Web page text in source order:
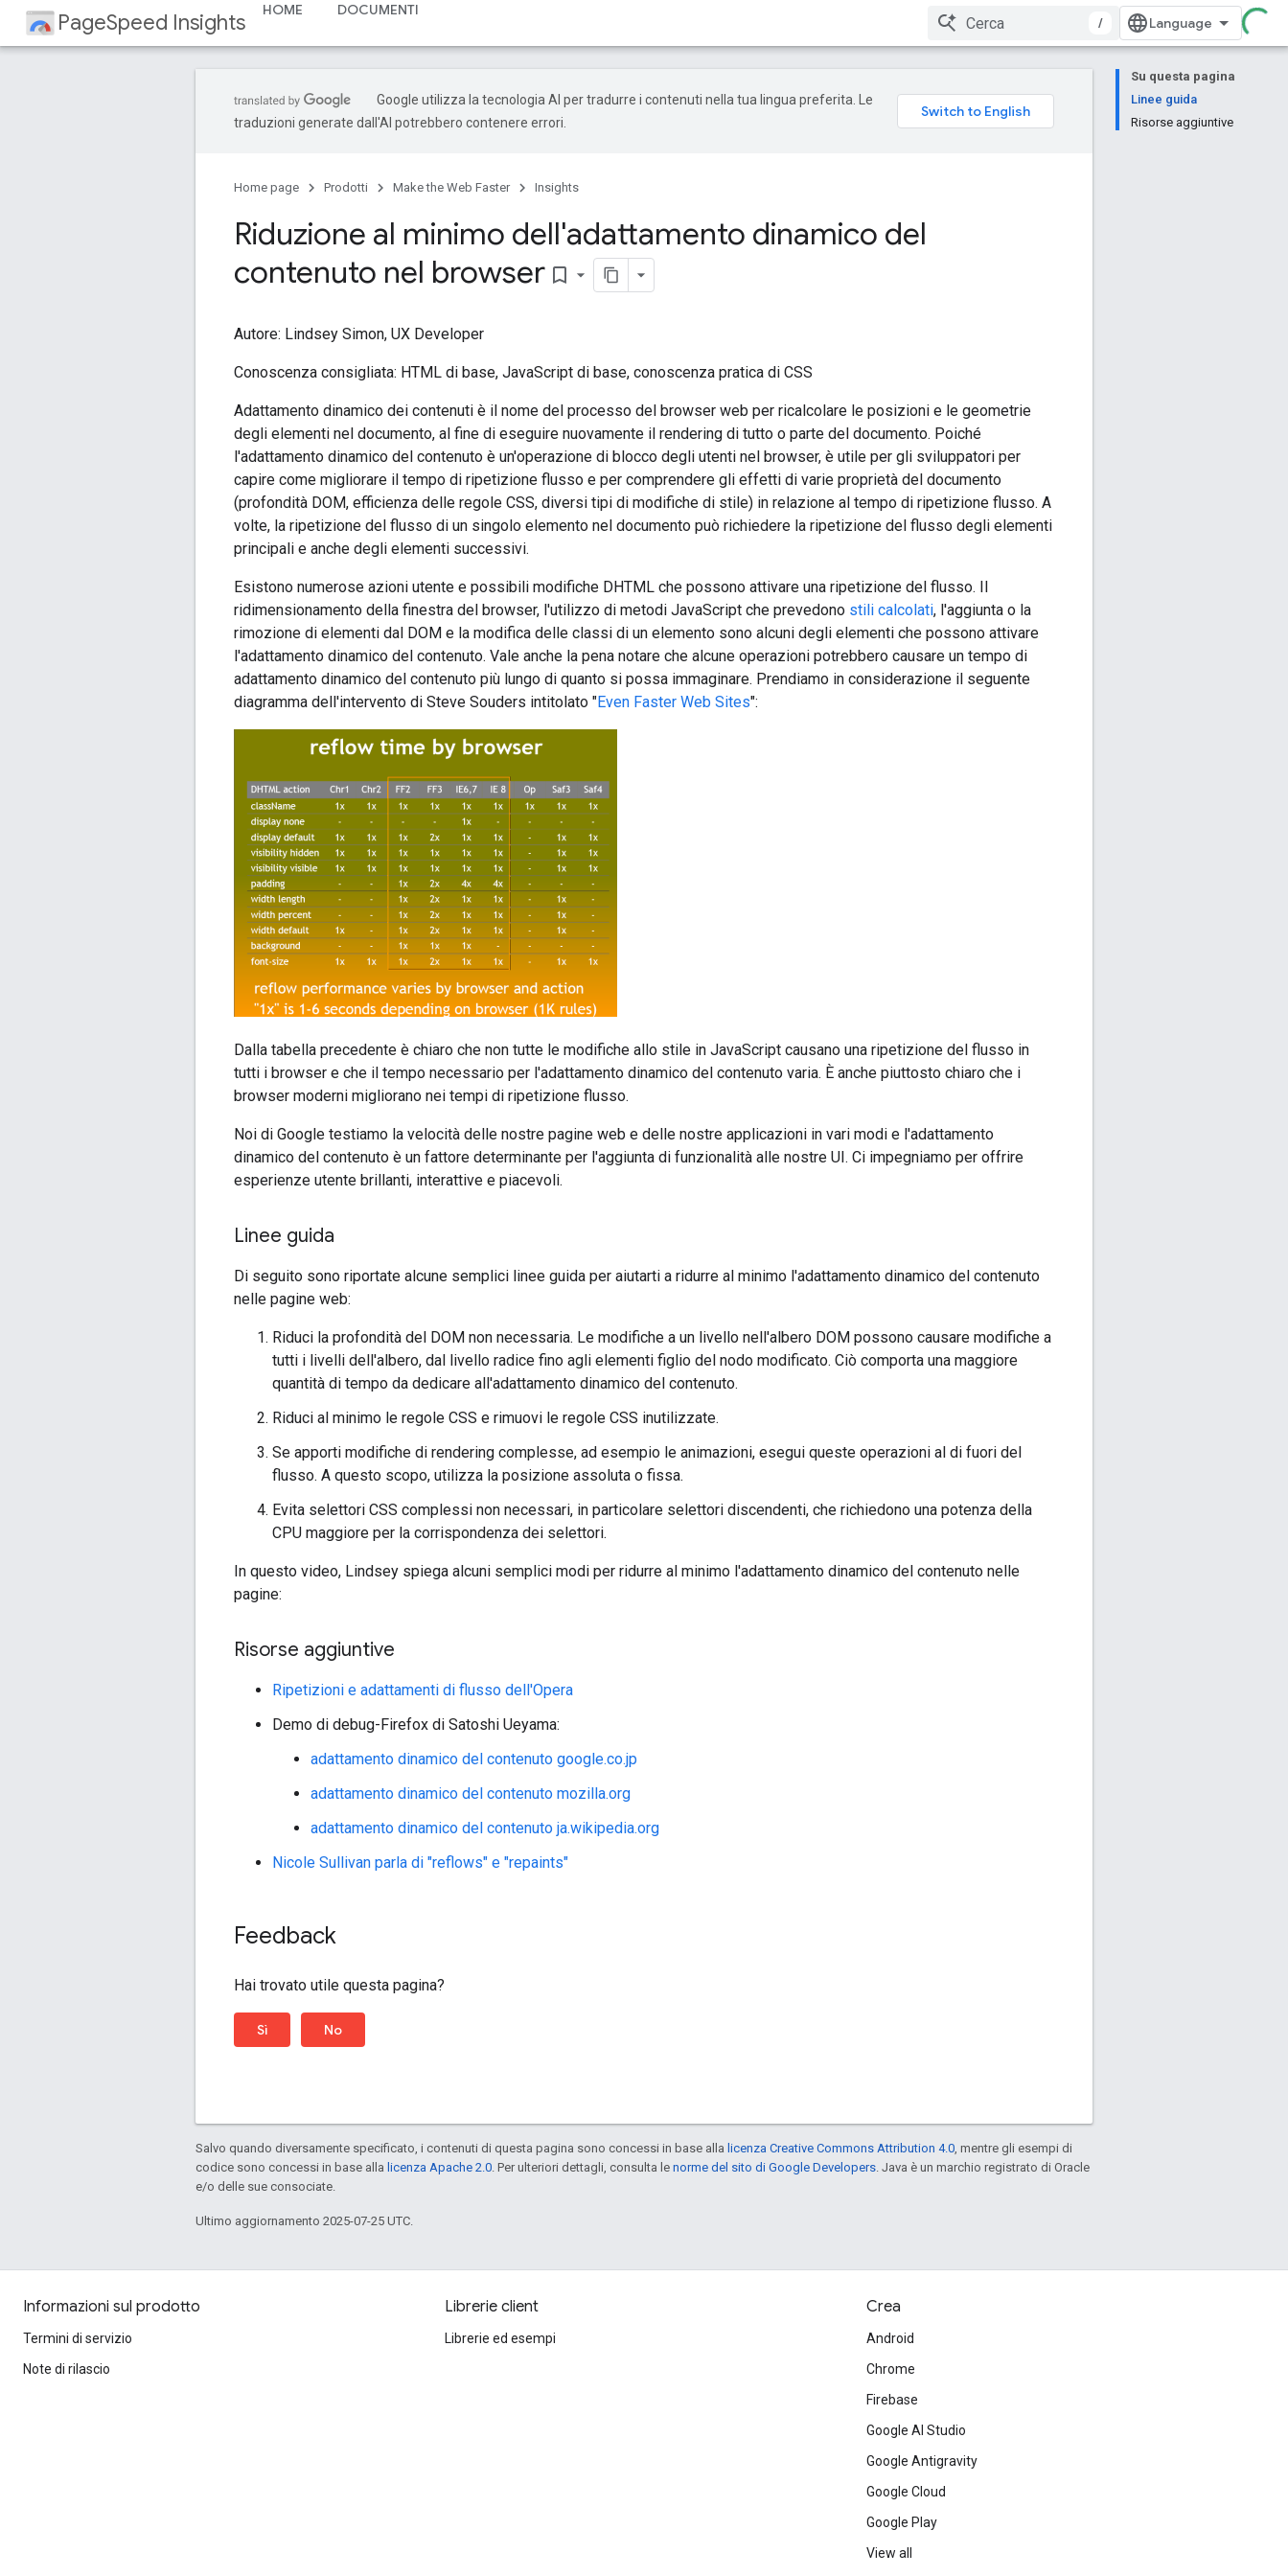
PageSpeed Insights HOME DOCUMENTI
/
Su questa pagina
Linee guida
Risorse aggiuntive
Google utilizza la tecnologia AI per tradurre i contenuti nella tua lingua preferita. Le
traduzioni generate dall'AI potrebbero contenere errori.
Home page Prodotti Make the Web Faster Insights
Riduzione al minimo dell'adattamento dinamico del
contenuto nel browser bookmark_border
Autore: Lindsey Simon, UX Developer
Conoscenza consigliata: HTML di base, JavaScript di base, conoscenza pratica di CSS
Adattamento dinamico dei contenuti è il nome del processo del browser web per ricalcolare le posizioni e le geometrie
degli elementi nel documento, al fine di eseguire nuovamente il rendering di tutto o parte del documento. Poiché
l'adattamento dinamico del contenuto è un'operazione di blocco degli utenti nel browser, è utile per gli sviluppatori per
capire come migliorare il tempo di ripetizione flusso e per comprendere gli effetti di varie proprietà del documento
(profondità DOM, efficienza delle regole CSS, diversi tipi di modifiche di stile) in relazione al tempo di ripetizione flusso. A
volte, la ripetizione del flusso di un singolo elemento nel documento può richiedere la ripetizione del flusso degli elementi
principali e anche degli elementi successivi.
Esistono numerose azioni utente e possibili modifiche DHTML che possono attivare una ripetizione del flusso. Il
ridimensionamento della finestra del browser, l'utilizzo di metodi JavaScript che prevedono stili calcolati, l'aggiunta o la
rimozione di elementi dal DOM e la modifica delle classi di un elemento sono alcuni degli elementi che possono attivare
l'adattamento dinamico del contenuto. Vale anche la pena notare che alcune operazioni potrebbero causare un tempo di
adattamento dinamico del contenuto più lungo di quanto si possa immaginare. Prendiamo in considerazione il seguente
diagramma dell'intervento di Steve Souders intitolato "Even Faster Web Sites":
Dalla tabella precedente è chiaro che non tutte le modifiche allo stile in JavaScript causano una ripetizione del flusso in
tutti i browser e che il tempo necessario per l'adattamento dinamico del contenuto varia. È anche piuttosto chiaro che i
browser moderni migliorano nei tempi di ripetizione flusso.
Noi di Google testiamo la velocità delle nostre pagine web e delle nostre applicazioni in vari modi e l'adattamento
dinamico del contenuto è un fattore determinante per l'aggiunta di funzionalità alle nostre UI. Ci impegniamo per offrire
esperienze utente brillanti, interattive e piacevoli.
Linee guida
Di seguito sono riportate alcune semplici linee guida per aiutarti a ridurre al minimo l'adattamento dinamico del contenuto
nelle pagine web:
Riduci la profondità del DOM non necessaria. Le modifiche a un livello nell'albero DOM possono causare modifiche a
tutti i livelli dell'albero, dal livello radice fino agli elementi figlio del nodo modificato. Ciò comporta una maggiore
quantità di tempo da dedicare all'adattamento dinamico del contenuto.
Riduci al minimo le regole CSS e rimuovi le regole CSS inutilizzate.
Se apporti modifiche di rendering complesse, ad esempio le animazioni, esegui queste operazioni al di fuori del
flusso. A questo scopo, utilizza la posizione assoluta o fissa.
Evita selettori CSS complessi non necessari, in particolare selettori discendenti, che richiedono una potenza della
CPU maggiore per la corrispondenza dei selettori.
In questo video, Lindsey spiega alcuni semplici modi per ridurre al minimo l'adattamento dinamico del contenuto nelle
pagine:
Risorse aggiuntive
Ripetizioni e adattamenti di flusso dell'Opera
Demo di debug-Firefox di Satoshi Ueyama:
adattamento dinamico del contenuto google.co.jp
adattamento dinamico del contenuto mozilla.org
adattamento dinamico del contenuto ja.wikipedia.org
Nicole Sullivan parla di "reflows" e "repaints"
Feedback
Hai trovato utile questa pagina?
Sì No
Salvo quando diversamente specificato, i contenuti di questa pagina sono concessi in base alla licenza Creative Commons Attribution 4.0 , mentre gli esempi di
codice sono concessi in base alla licenza Apache 2.0 . Per ulteriori dettagli, consulta le norme del sito di Google Developers . Java è un marchio registrato di Oracle
e/o delle sue consociate.
Ultimo aggiornamento 2025-07-25 UTC.
Informazioni sul prodotto
Termini di servizio
Note di rilascio
Librerie client
Librerie ed esempi
Crea
Android
Chrome
Firebase
Google AI Studio
Google Antigravity
Google Cloud
Google Play
View all